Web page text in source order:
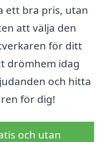
ett bra pris, utan
att välja den
för ditt
drömhem idag
och hitta
för dig!
och utan